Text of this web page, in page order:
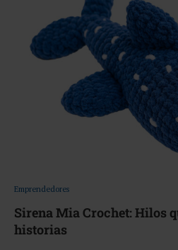
Emprendedores
Sirena Mia Crochet: Hilos
historias